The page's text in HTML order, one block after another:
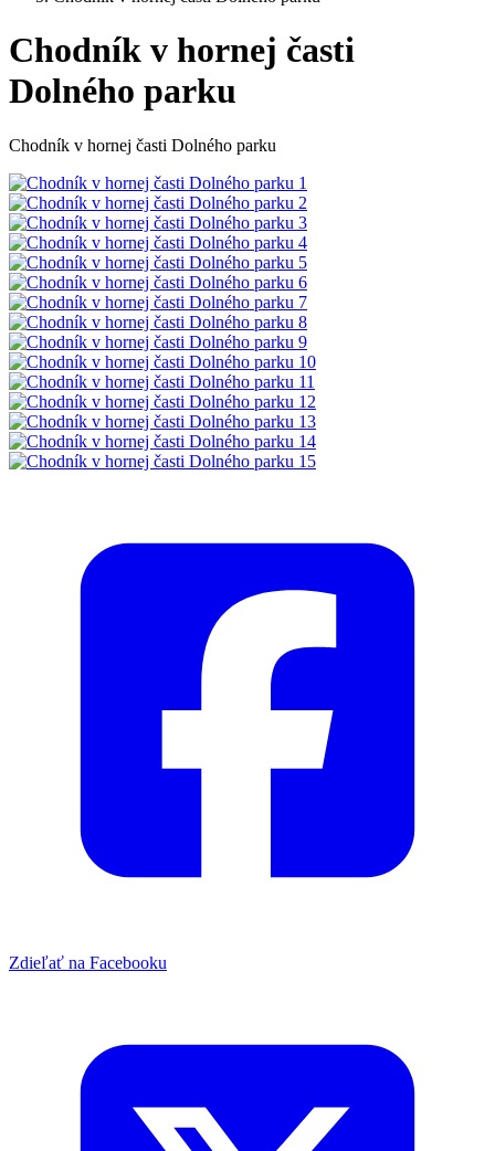
Chodník v hornej časti
Dolného parku
Chodník v hornej časti Dolného parku
Zdieľať na Facebooku